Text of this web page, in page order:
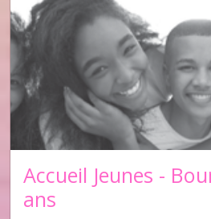
Accueil Jeunes -
ans